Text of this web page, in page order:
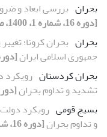
بحران بررسی ابعاد و
[دوره 16، شماره 1، 1400، صفحه 191-220]
بحران بحران کرونا؛
جمهوری اسلامی ایران[دوره 16، شماره 2، 1400،
بحران کردستان رویکرد
تشدید و تداوم بحران[دوره 16، شماره 3،
بسیج قومی رویکرد
و تداوم بحران[دوره 16، شماره 3، 1400، صفحه 183-212]